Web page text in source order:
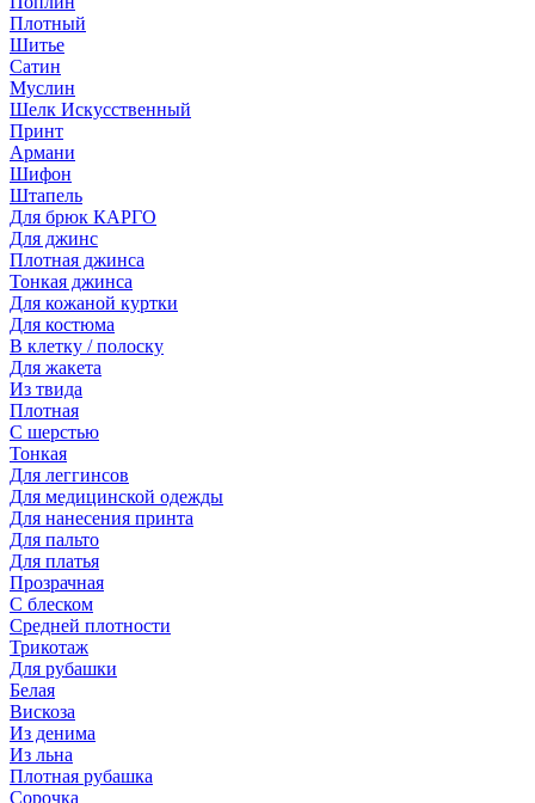
Плотный
Шитье
Сатин
Муслин
Шелк Искусственный
Принт
Армани
Шифон
Штапель
Для брюк КАРГО
Для джинс
Плотная джинса
Тонкая джинса
Для кожаной куртки
Для костюма
В клетку / полоску
Для жакета
Из твида
Плотная
С шерстью
Тонкая
Для леггинсов
Для медицинской одежды
Для нанесения принта
Для пальто
Для платья
Прозрачная
С блеском
Средней плотности
Трикотаж
Для рубашки
Белая
Вискоза
Из денима
Из льна
Плотная рубашка
Сорочка